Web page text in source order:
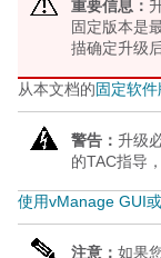
重要信息：
固定版本是
描确定升级
从本文档的固定软件
警告： 升级
的TAC指导
使用vManage GUI
注意： 如果